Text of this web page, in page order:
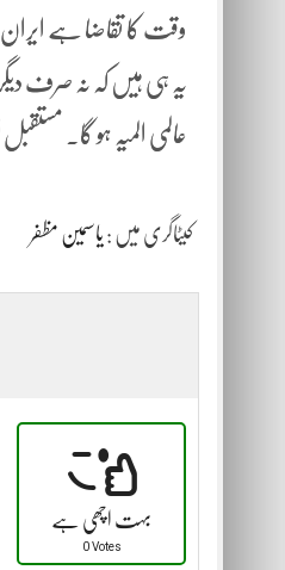
وقت کا تقاضا ہے ایران
یہ ہی ہیں کہ نہ صرف
عالمی المیہ ہو گا۔ مستقبل
کیٹاگری میں : یاسمین مظفر
بہت اچھی ہے
0 Votes